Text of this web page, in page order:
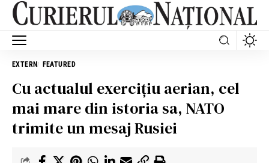
EXTERN FEATURED
Cu actualul exercițiu aerian, cel
mai mare din istoria sa, NATO
trimite un mesaj Rusiei